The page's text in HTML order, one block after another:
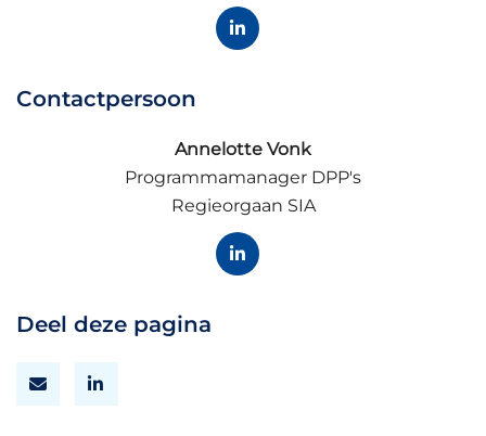
Contactpersoon
Annelotte Vonk
Programmamanager DPP's
Regieorgaan SIA
Deel deze pagina